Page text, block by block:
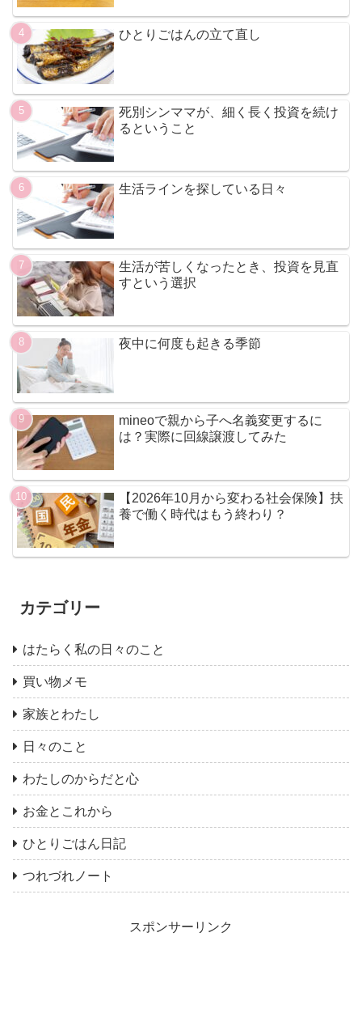
ひとりごはんの立て直し
死別シンママが、細く長く投資を続け
るということ
生活ラインを探している日々
生活が苦しくなったとき、投資を見直
すという選択
夜中に何度も起きる季節
mineoで親から子へ名義変更するに
は？実際に回線譲渡してみた
【2026年10月から変わる社会保険】扶
養で働く時代はもう終わり？
カテゴリー
はたらく私の日々のこと
買い物メモ
家族とわたし
日々のこと
わたしのからだと心
お金とこれから
ひとりごはん日記
つれづれノート
スポンサーリンク